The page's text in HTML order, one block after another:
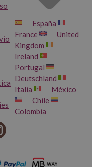
España
France
United
Kingdom
Ireland
Portugal
Deutschland
Italia
México
Chile
Colombia